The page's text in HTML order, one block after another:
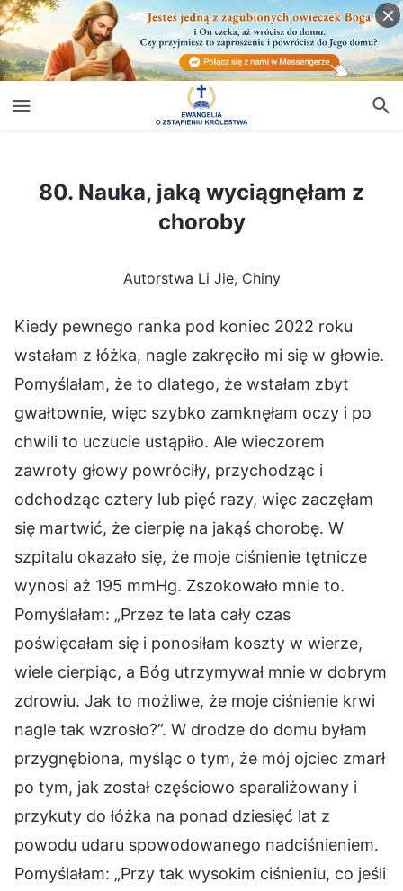
80. Nauka, jaką wyciągnęłam z choroby
80. Nauka, jaką wyciągnęłam z
choroby
Autorstwa Li Jie, Chiny
Kiedy pewnego ranka pod koniec 2022 roku
wstałam z łóżka, nagle zakręciło mi się w głowie.
Pomyślałam, że to dlatego, że wstałam zbyt
gwałtownie, więc szybko zamknęłam oczy i po
chwili to uczucie ustąpiło. Ale wieczorem
zawroty głowy powróciły, przychodząc i
odchodząc cztery lub pięć razy, więc zaczęłam
się martwić, że cierpię na jakąś chorobę. W
szpitalu okazało się, że moje ciśnienie tętnicze
wynosi aż 195 mmHg. Zszokowało mnie to.
Pomyślałam: „Przez te lata cały czas
poświęcałam się i ponosiłam koszty w wierze,
wiele cierpiąc, a Bóg utrzymywał mnie w dobrym
zdrowiu. Jak to możliwe, że moje ciśnienie krwi
nagle tak wzrosło?”. W drodze do domu byłam
przygnębiona, myśląc o tym, że mój ojciec zmarł
po tym, jak został częściowo sparaliżowany i
przykuty do łóżka na ponad dziesięć lat z
powodu udaru spowodowanego nadciśnieniem.
Pomyślałam: „Przy tak wysokim ciśnieniu, co jeśli